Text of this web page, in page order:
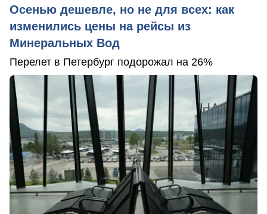
Осенью дешевле, но не для всех: как
изменились цены на рейсы из
Минеральных Вод
Перелет в Петербург подорожал на 26%